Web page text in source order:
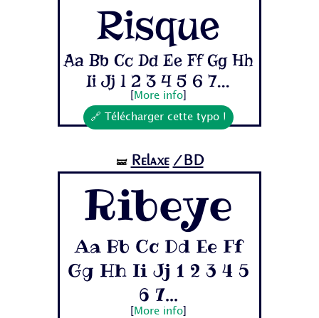
Risque
Aa Bb Cc Dd Ee Ff Gg Hh
Ii Jj 1 2 3 4 5 6 7...
More info]
🔗 Télécharger cette typo !
🝛 Relaxe /BD
Ribeye
Aa Bb Cc Dd Ee Ff
Gg Hh Ii Jj 1 2 3 4 5
6 7...
More info]